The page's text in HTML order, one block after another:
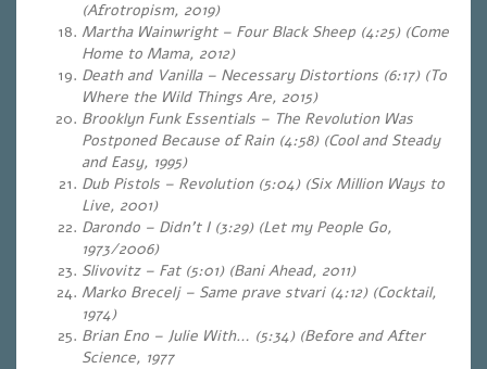
(Afrotropism, 2019)
Martha Wainwright – Four Black Sheep (4:25) (Come
Home to Mama, 2012)
Death and Vanilla – Necessary Distortions (6:17) (To
Where the Wild Things Are, 2015)
Brooklyn Funk Essentials – The Revolution Was
Postponed Because of Rain (4:58) (Cool and Steady
and Easy, 1995)
Dub Pistols – Revolution (5:04) (Six Million Ways to
Live, 2001)
Darondo – Didn’t I (3:29) (Let my People Go,
1973/2006)
Slivovitz – Fat (5:01) (Bani Ahead, 2011)
Marko Brecelj – Same prave stvari (4:12) (Cocktail,
1974)
Brian Eno – Julie With… (5:34) (Before and After
Science, 1977